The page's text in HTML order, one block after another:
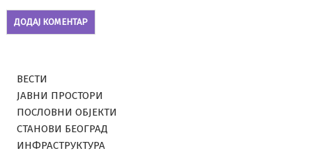
ВЕСТИ
ЈАВНИ ПРОСТОРИ
ПОСЛОВНИ ОБЈЕКТИ
СТАНОВИ БЕОГРАД
ИНФРАСТРУКТУРА